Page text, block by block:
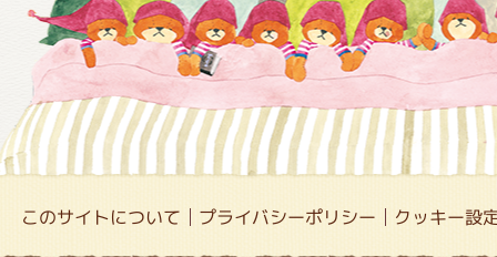
このサイトについて プライバシーポリシー クッキー設